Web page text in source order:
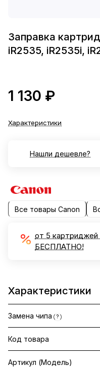
Заправка
iR2535, iR2535i,
1 130 ₽
Характеристики
Нашли дешевле?
Все товары Canon
от 5
БЕСПЛАТНО!
Характеристики
Замена чипа ?
Код товара
Артикул (Модель)